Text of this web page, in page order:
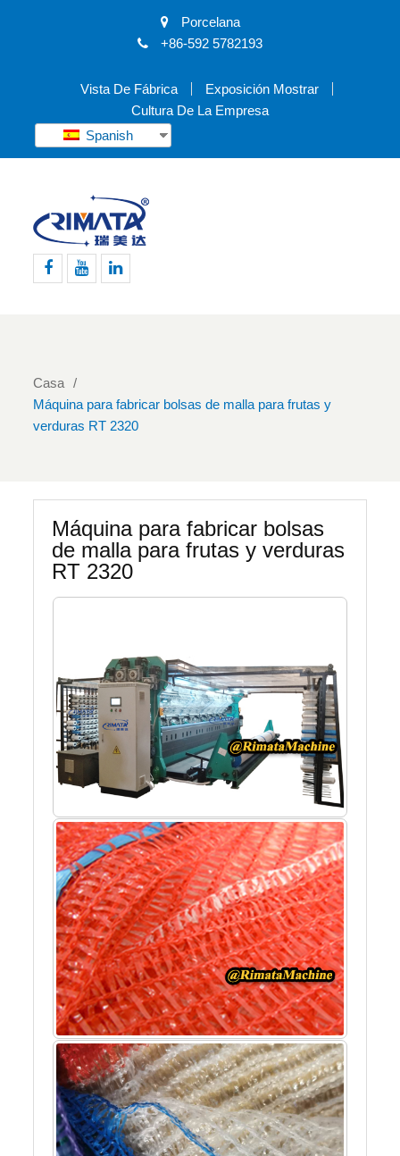
Porcelana
+86-592 5782193
Vista De Fábrica
Exposición Mostrar
Cultura De La Empresa
Spanish
Casa
Máquina para fabricar bolsas de malla para frutas y
verduras RT 2320
Máquina para fabricar bolsas
de malla para frutas y verduras
RT 2320